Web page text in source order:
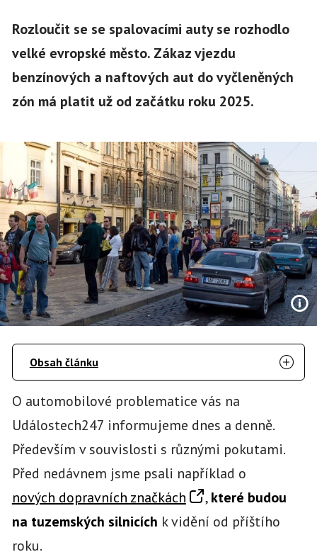
Rozloučit se se spalovacími auty se rozhodlo
velké evropské město. Zákaz vjezdu
benzínových a naftových aut do vyčleněných
zón má platit už od začátku roku 2025.
Obsah článku
O automobilové problematice vás na
Událostech247 informujeme dnes a denně.
Především v souvislosti s různými pokutami.
Před nedávnem jsme psali například o
nových dopravních značkách
,které budou
na tuzemských silnicích k vidění od příštího
roku.